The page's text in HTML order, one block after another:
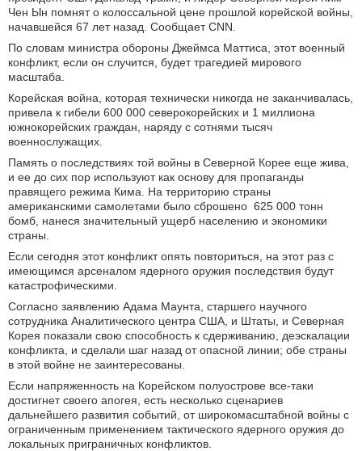
Чен Ын помнят о колоссальной цене прошлой корейской войны,
начавшейся 67 лет назад. Сообщает CNN.
По словам министра обороны Джеймса Маттиса, этот военный
конфликт, если он случится, будет трагедией мирового
масштаба.
Корейская война, которая технически никогда не заканчивалась,
привела к гибели 600 000 северокорейских и 1 миллиона
южнокорейских граждан, наряду с сотнями тысяч
военнослужащих.
Память о последствиях той войны в Северной Корее еще жива,
и ее до сих пор используют как основу для пропаганды
правящего режима Кима. На территорию страны
американскими самолетами было сброшено 625 000 тонн
бомб, нанеся значительный ущерб населению и экономики
страны.
Если сегодня этот конфликт опять повториться, на этот раз с
имеющимся арсеналом ядерного оружия последствия будут
катастрофическими.
Согласно заявлению Адама Маунта, старшего научного
сотрудника Аналитического центра США, и Штаты, и Северная
Корея показали свою способность к сдерживанию, деэскалации
конфликта, и сделали шаг назад от опасной линии; обе страны
в этой войне не заинтересованы.
Если напряженность на Корейском полуострове все-таки
достигнет своего апогея, есть несколько сценариев
дальнейшего развития событий, от широкомасштабной войны с
ограниченным применением тактического ядерного оружия до
локальных приграничных конфликтов.